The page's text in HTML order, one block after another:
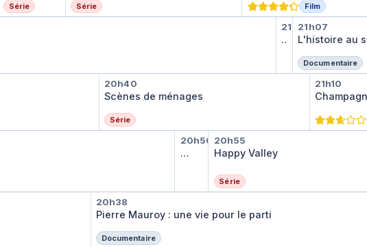
en direct
Série Série Film
Science
21h05
Science grand
…
L'histoire
21h07
L'histoire au
Documentaire
Scènes de ménages
20h40
Scènes de ménages
Série
21h10
Le dessous des cartes :
20h50
Le dessous des cartes : l'essentiel
…
Happy Valley
20h55
Happy Valley
Série
Pierre Mauroy : une vie pour le parti
20h38
Pierre Mauroy : une vie pour le parti
Documentaire